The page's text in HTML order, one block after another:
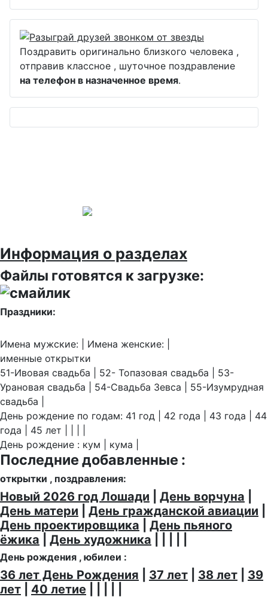
Поздравить оригинально близкого человека ,
отправив классное , шуточное поздравление
на телефон в назначенное время.
Информация о разделах
Файлы готовятся к загрузке:
Праздники:
Имена мужские: | Имена женские: |
именные открытки
51-Ивовая свадьба | 52- Топазовая свадьба | 53-
Урановая свадьба | 54-Свадьба Зевса | 55-Изумрудная
свадьба |
День рождение по годам: 41 год | 42 года | 43 года | 44
года | 45 лет | | | |
День рождение : кум | кума |
Последние добавленные :
открытки , поздравления:
Новый 2026 год Лошади День ворчуна
День матери
День гражданской авиации
День проектировщика
День пьяного
ёжика
День художника
День рождения , юбилеи :
36 лет День Рождения 37 лет 38 лет
39
лет
40 летие